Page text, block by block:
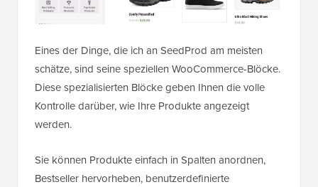
Eines der Dinge, die ich an SeedProd am meisten
schätze, sind seine speziellen WooCommerce-Blöcke.
Diese spezialisierten Blöcke geben Ihnen die volle
Kontrolle darüber, wie Ihre Produkte angezeigt
werden.
Sie können Produkte einfach in Spalten anordnen,
Bestseller hervorheben, benutzerdefinierte